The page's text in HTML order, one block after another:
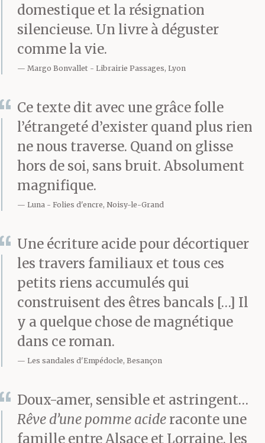
domestique et la résignation
silencieuse. Un livre à déguster
comme la vie.
Margo Bonvallet Librairie Passages, Lyon
Ce texte dit avec une grâce folle
l’étrangeté d’exister quand plus rien
ne nous traverse. Quand on glisse
hors de soi, sans bruit. Absolument
magnifique.
Luna Folies d'encre, Noisy-le-Grand
Une écriture acide pour décortiquer
les travers familiaux et tous ces
petits riens accumulés qui
construisent des êtres bancals […] Il
y a quelque chose de magnétique
dans ce roman.
Les sandales d'Empédocle, Besançon
Doux-amer, sensible et astringent…
Rêve d’une pomme acide raconte une
famille entre Alsace et Lorraine, les